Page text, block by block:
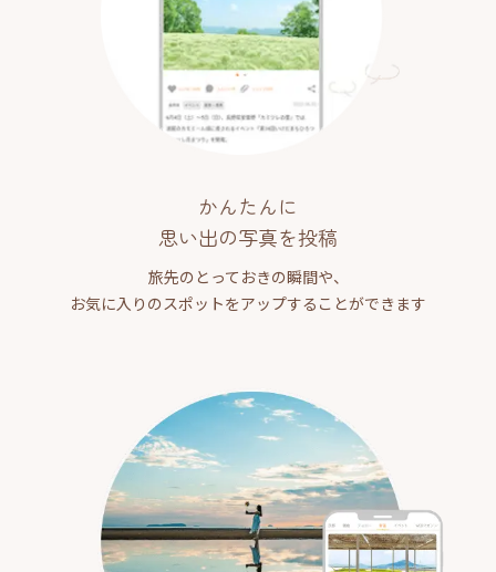
かんたんに
思い出の写真を投稿
旅先のとっておきの瞬間や、
お気に入りのスポットをアップすることができます